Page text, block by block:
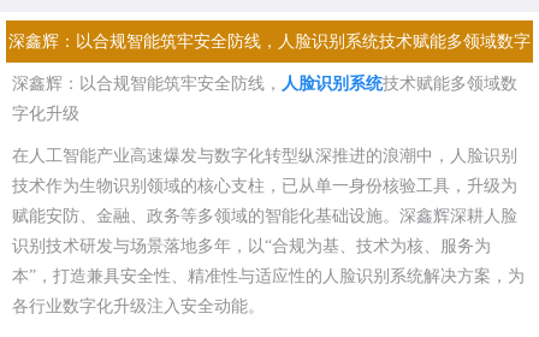
深鑫辉：以合规智能筑牢安全防线，人脸识别系统技术赋能多领域数字
化升级
深鑫辉：以合规智能筑牢安全防线， 人脸识别系统技术赋能多领域数
字化升级
在人工智能产业高速爆发与数字化转型纵深推进的浪潮中，人脸识别
技术作为生物识别领域的核心支柱，已从单一身份核验工具，升级为
赋能安防、金融、政务等多领域的智能化基础设施。深鑫辉深耕人脸
识别技术研发与场景落地多年，以“合规为基、技术为核、服务为
本”，打造兼具安全性、精准性与适应性的人脸识别系统解决方案，为
各行业数字化升级注入安全动能。